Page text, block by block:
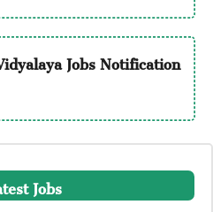
Jobs Notification
Jobs